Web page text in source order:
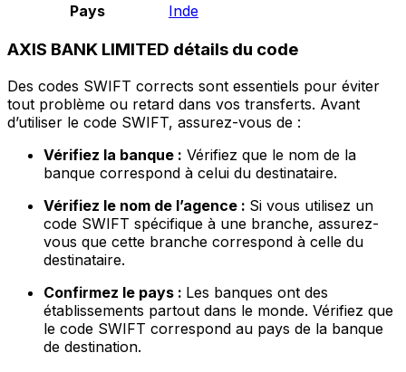
Pays
Inde
AXIS BANK LIMITED détails du code
Des codes SWIFT corrects sont essentiels pour éviter
tout problème ou retard dans vos transferts. Avant
d’utiliser le code SWIFT, assurez-vous de :
Vérifiez la banque : Vérifiez que le nom de la
banque correspond à celui du destinataire.
Vérifiez le nom de l’agence : Si vous utilisez un
code SWIFT spécifique à une branche, assurez-
vous que cette branche correspond à celle du
destinataire.
Confirmez le pays : Les banques ont des
établissements partout dans le monde. Vérifiez que
le code SWIFT correspond au pays de la banque
de destination.